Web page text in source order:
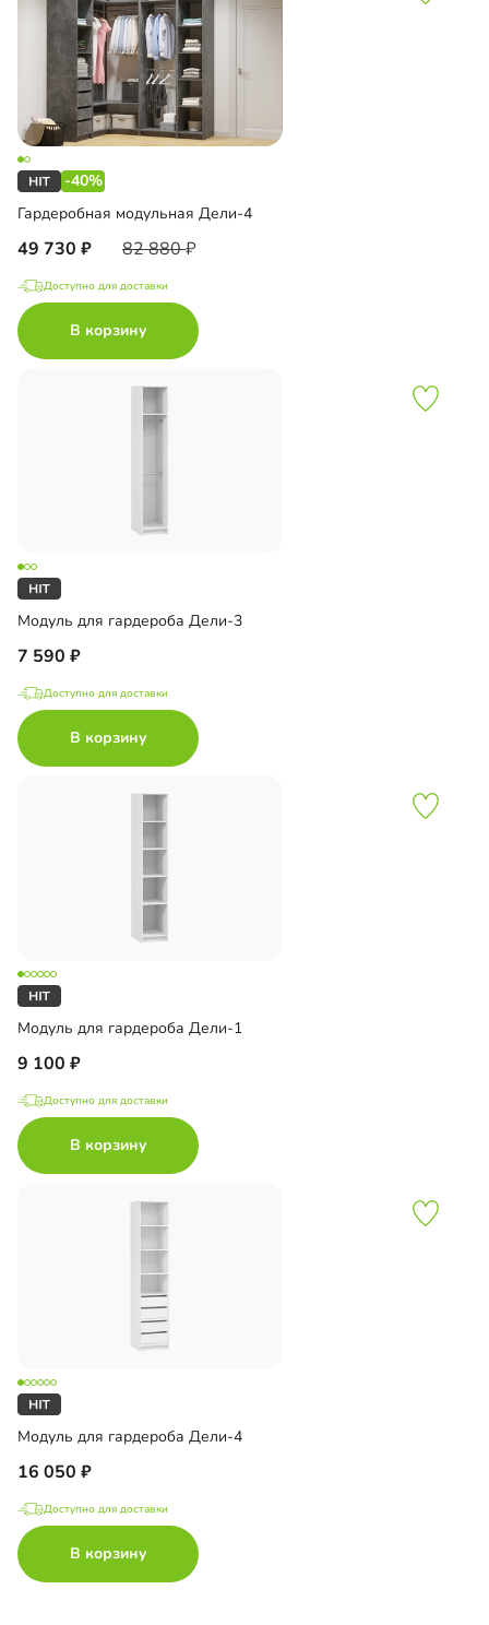
-40%
Гардеробная модульная Дели-4
49 730 82 880
Доступно для доставки
В корзину
Модуль для гардероба Дели-3
7 590
Доступно для доставки
В корзину
Модуль для гардероба Дели-1
9 100
Доступно для доставки
В корзину
Модуль для гардероба Дели-4
16 050
Доступно для доставки
В корзину